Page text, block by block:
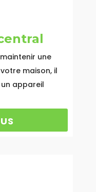
une
maison, il
appareil